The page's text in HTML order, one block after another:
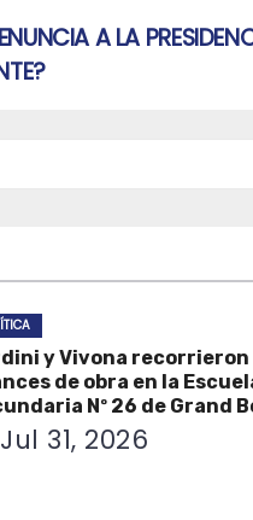
A LA
y Vivona recorrieron
de obra en la
Nº 26 de Grand
Jul 31, 2026